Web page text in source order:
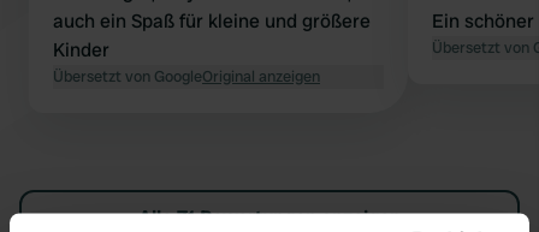
auch ein Spaß für kleine und größere
Kinder
Übersetzt von GoogleOriginal anzeigen
Ein
Übersetzt von
Alle 71 Bewertungen anzeigen